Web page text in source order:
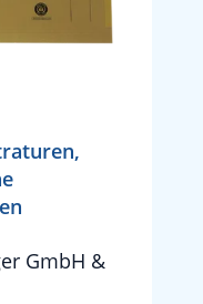
GmbH &